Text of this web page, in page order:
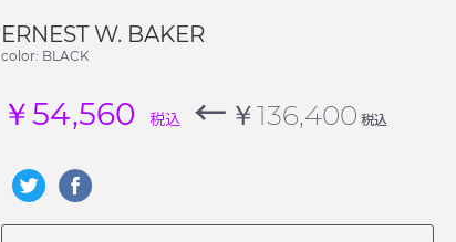
ERNEST W. BAKER
color: BLACK
￥54,560 税込 ← ￥136,400 税込